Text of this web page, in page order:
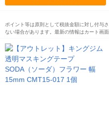
ポイント等は原則として税抜金額に対し付与
ない場合があります。最新の情報はカート画面